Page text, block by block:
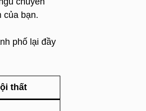
của bạn.
phố lại đầy
thất